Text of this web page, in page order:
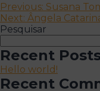
Navegação
de
artigos
Previous: Susana
Next: Ângela
Pesquisar
Recent
Hello world!
Recent